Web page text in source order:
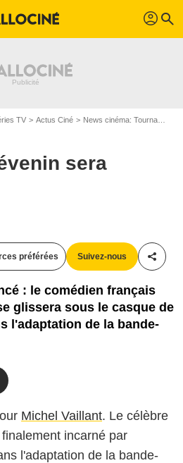
profil search
TV Actus Ciné News cinéma: Tournages
sera
préférées Suivez-nous
: le comédien français
glissera sous le casque de
l'adaptation de la bande-
Michel Vaillant. Le célèbre
incarné par
l'adaptation de la bande-